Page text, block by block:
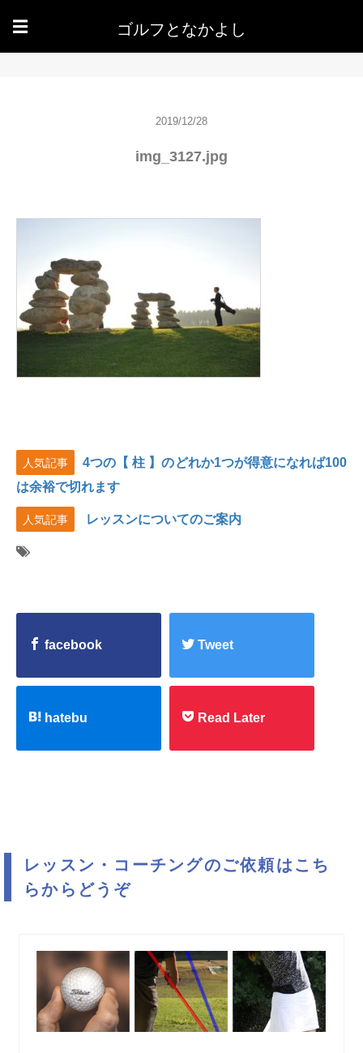
☰ ゴルフとなかよし
2019/12/28
img_3127.jpg
人気記事
4つの【 柱 】のどれか1つが得意になれば100
は余裕で切れます
人気記事 レッスンについてのご案内
facebook Tweet
hatebu Read Later
レッスン・コーチングのご依頼はこち
らからどうぞ